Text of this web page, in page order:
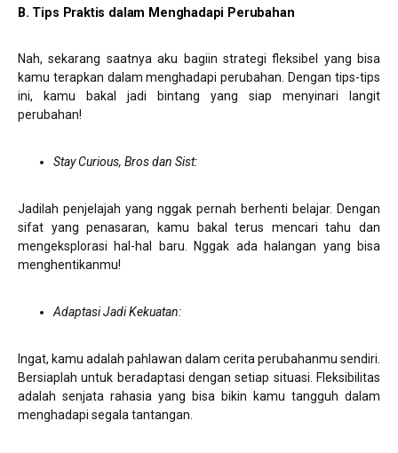
B. Tips Praktis dalam Menghadapi Perubahan
Nah, sekarang saatnya aku bagiin strategi fleksibel yang bisa
kamu terapkan dalam menghadapi perubahan. Dengan tips-tips
ini, kamu bakal jadi bintang yang siap menyinari langit
perubahan!
Stay Curious, Bros dan Sist:
Jadilah penjelajah yang nggak pernah berhenti belajar. Dengan
sifat yang penasaran, kamu bakal terus mencari tahu dan
mengeksplorasi hal-hal baru. Nggak ada halangan yang bisa
menghentikanmu!
Adaptasi Jadi Kekuatan:
Ingat, kamu adalah pahlawan dalam cerita perubahanmu sendiri.
Bersiaplah untuk beradaptasi dengan setiap situasi. Fleksibilitas
adalah senjata rahasia yang bisa bikin kamu tangguh dalam
menghadapi segala tantangan.